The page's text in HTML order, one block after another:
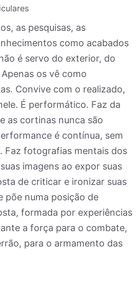
as pesquisas, as
como acabados
é servo do exterior, do
os vê como
Convive com o realizado,
É performático. Faz da
as cortinas nunca são
é contínua, sem
Faz fotografias mentais dos
imagens ao expor suas
de criticar e ironizar suas
põe numa posição de
formada por experiências
a força para o combate,
para o armamento das